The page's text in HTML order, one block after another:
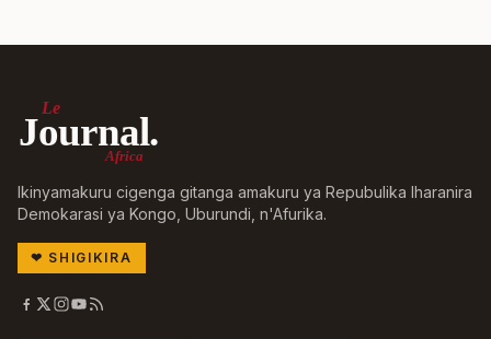
Le
Journal.
Africa
Ikinyamakuru cigenga gitanga amakuru ya Repubulika Iharanira
Demokarasi ya Kongo, Uburundi, n'Afurika.
❤ SHIGIKIRA